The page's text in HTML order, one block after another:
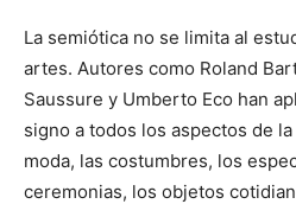
La semiótica no se limita al
artes. Autores como Roland
Saussure y Umberto Eco han
signo a todos los aspectos de
moda, las costumbres, los
ceremonias, los objetos